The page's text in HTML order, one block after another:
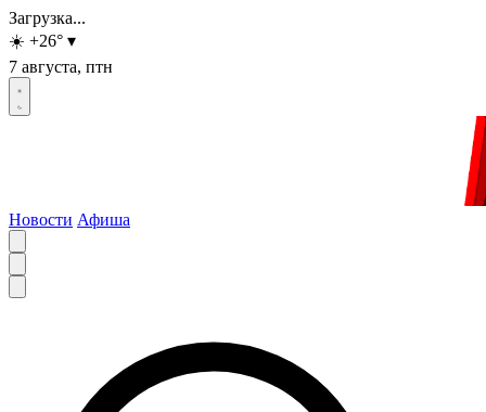
Загрузка...
☀️ +26° ▾
7 августа, птн
Новости Афиша